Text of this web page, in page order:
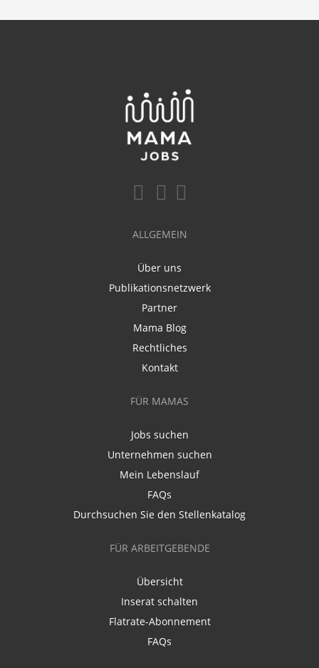
ALLGEMEIN
Über uns
Publikationsnetzwerk
Partner
Mama Blog
Rechtliches
Kontakt
FÜR MAMAS
Jobs suchen
Unternehmen suchen
Mein Lebenslauf
FAQs
Durchsuchen Sie den Stellenkatalog
FÜR ARBEITGEBENDE
Übersicht
Inserat schalten
Flatrate-Abonnement
FAQs